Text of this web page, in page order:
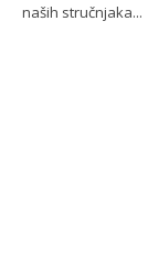
naših stručnjaka...